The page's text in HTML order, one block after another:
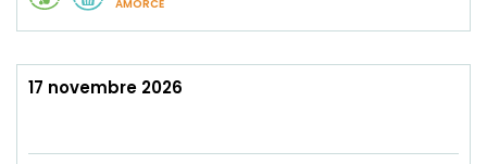
AMORCE
17 novembre 2026